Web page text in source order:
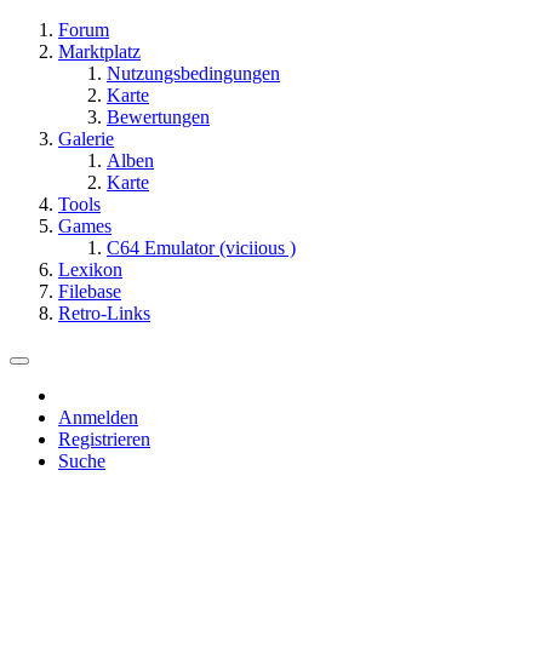
Forum
Marktplatz
Nutzungsbedingungen
Karte
Bewertungen
Galerie
Alben
Karte
Tools
Games
C64 Emulator (viciious )
Lexikon
Filebase
Retro-Links
Anmelden
Registrieren
Suche